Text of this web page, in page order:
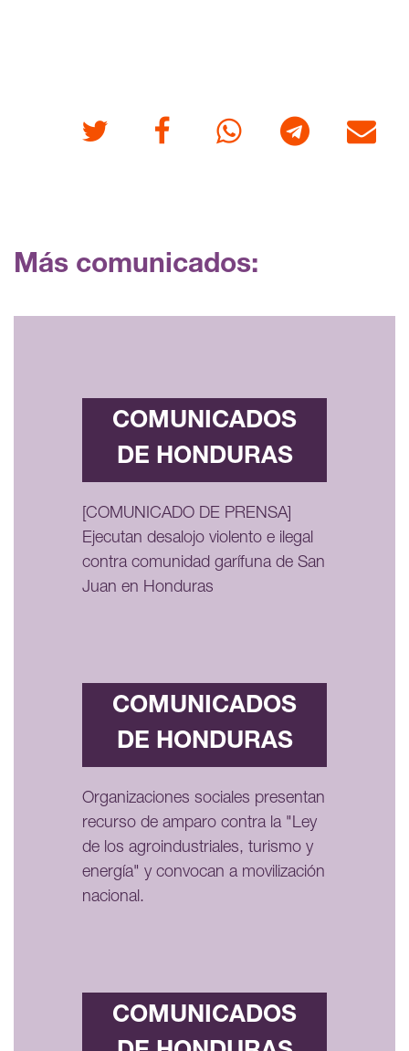
Twitter FacebookWhatsappTelegram Correo
Más comunicados:
COMUNICADOS
DE HONDURAS
[COMUNICADO DE PRENSA]
Ejecutan desalojo violento e ilegal
contra comunidad garífuna de San
Juan en Honduras
COMUNICADOS
DE HONDURAS
Organizaciones sociales presentan
recurso de amparo contra la "Ley
de los agroindustriales, turismo y
energía" y convocan a movilización
nacional.
COMUNICADOS